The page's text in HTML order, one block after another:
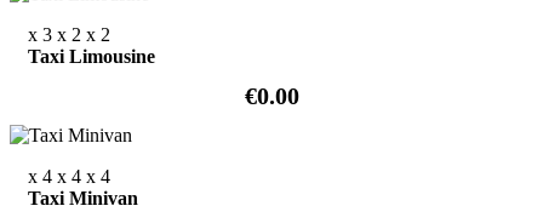
x 3 x 2 x 2
Taxi Limousine
€0.00
x 4 x 4 x 4
Taxi Minivan